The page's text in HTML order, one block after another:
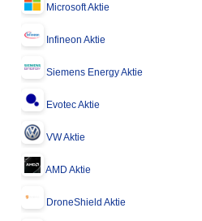
Microsoft Aktie
Infineon Aktie
Siemens Energy Aktie
Evotec Aktie
VW Aktie
AMD Aktie
DroneShield Aktie